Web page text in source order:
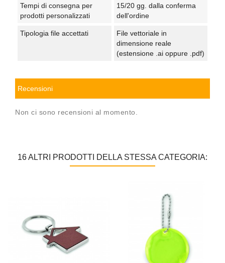
Tempi di consegna per
prodotti personalizzati
15/20 gg. dalla conferma
dell'ordine
Tipologia file accettati
File vettoriale in
dimensione reale
(estensione .ai oppure .pdf)
Recensioni
Non ci sono recensioni al momento.
16 ALTRI PRODOTTI DELLA STESSA CATEGORIA: